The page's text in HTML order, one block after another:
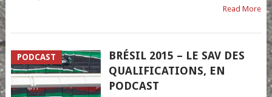
Read More
PODCAST
BRÉSIL 2015 – LE SAV DES
QUALIFICATIONS, EN
PODCAST